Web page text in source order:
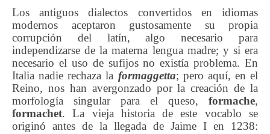
Los antiguos dialectos convertidos en idiomas
modernos aceptaron gustosamente su propia
corrupción del latín, algo necesario para
independizarse de la materna lengua madre; y si era
necesario el uso de sufijos no existía problema. En
Italia nadie rechaza la formaggetta; pero aquí, en el
Reino, nos han avergonzado por la creación de la
morfología singular para el queso, formache,
formachet. La vieja historia de este vocablo se
originó antes de la llegada de Jaime I en 1238: